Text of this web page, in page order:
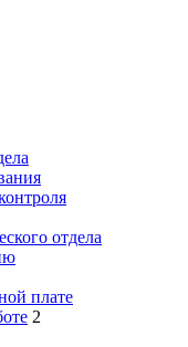
отдела
плате
2